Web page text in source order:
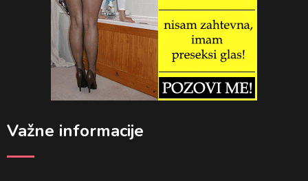
Važne informacije